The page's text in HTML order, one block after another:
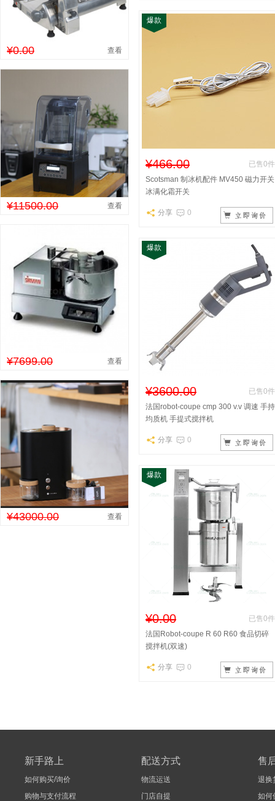
¥0.00 查看
¥11500.00 查看
¥7699.00 查看
¥43000.00 查看
爆款
¥466.00
已售0件
Scotsman 制冰机配件 MV450 磁力开关
冰满化霜开关
分享 0
爆款
¥3600.00
已售0件
法国robot-coupe cmp 300 v.v 调速 手持
均质机 手提式搅拌机
分享 0
爆款
¥0.00
已售0件
法国Robot-coupe R 60 R60 食品切碎
搅拌机(双速)
分享 0
新手路上
如何购买/询价
购物与支付流程
配送方式
物流运送
门店自提
售
退换
如何